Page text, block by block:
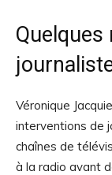
Véronique
interventions de
chaînes de
à la radio avant